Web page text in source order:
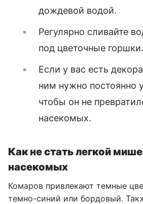
дождевой водой.
Регулярно сливайте
под цветочные горшки.
Если у вас есть
ним нужно постоянно
чтобы он не
насекомых.
Как не стать легкой
насекомых
Комаров привлекают темные
темно-синий или бордовый.